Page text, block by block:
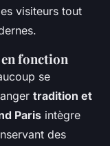
visiteurs tout
fonction
se
tradition et
Paris intègre
des